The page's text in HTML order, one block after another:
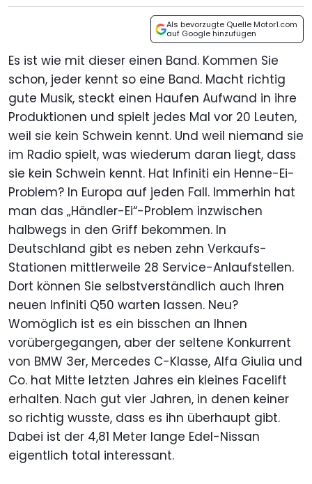
Als bevorzugte Quelle Motor1.com
auf Google hinzufügen
Es ist wie mit dieser einen Band. Kommen Sie
schon, jeder kennt so eine Band. Macht richtig
gute Musik, steckt einen Haufen Aufwand in ihre
Produktionen und spielt jedes Mal vor 20 Leuten,
weil sie kein Schwein kennt. Und weil niemand sie
im Radio spielt, was wiederum daran liegt, dass
sie kein Schwein kennt. Hat Infiniti ein Henne-Ei-
Problem? In Europa auf jeden Fall. Immerhin hat
man das „Händler-Ei“-Problem inzwischen
halbwegs in den Griff bekommen. In
Deutschland gibt es neben zehn Verkaufs-
Stationen mittlerweile 28 Service-Anlaufstellen.
Dort können Sie selbstverständlich auch Ihren
neuen Infiniti Q50 warten lassen. Neu?
Womöglich ist es ein bisschen an Ihnen
vorübergegangen, aber der seltene Konkurrent
von BMW 3er, Mercedes C-Klasse, Alfa Giulia und
Co. hat Mitte letzten Jahres ein kleines Facelift
erhalten. Nach gut vier Jahren, in denen keiner
so richtig wusste, dass es ihn überhaupt gibt.
Dabei ist der 4,81 Meter lange Edel-Nissan
eigentlich total interessant.